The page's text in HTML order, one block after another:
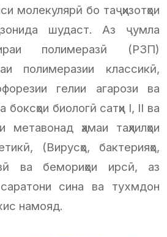
молекулярӣ бо таҷҳизотҳои
шудаст. Аз ҷумла
полимеразӣ (РЗП)
полимеразии классикӣ,
гелии агарози ва
биологӣ сатҳи I, II ва
ҳамаи таҳлилҳои
(Вирусҳо, бактерияҳо,
ва бемориҳои ирсӣ, аз
сина ва тухмдон
намояд.